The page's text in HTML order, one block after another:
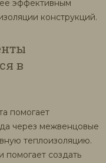
эффективным
конструкций.
в
помогает
через межвенцовые
теплоизоляцию.
помогает создать